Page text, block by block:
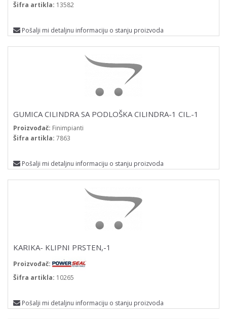
Šifra artikla: 13582
Pošalji mi detaljnu informaciju o stanju proizvoda
GUMICA CILINDRA SA PODLOŠKA CILINDRA-1 CIL.-1
Proizvođač: Finimpianti
Šifra artikla: 7863
Pošalji mi detaljnu informaciju o stanju proizvoda
KARIKA- KLIPNI PRSTEN,-1
Proizvođač:
Šifra artikla: 10265
Pošalji mi detaljnu informaciju o stanju proizvoda